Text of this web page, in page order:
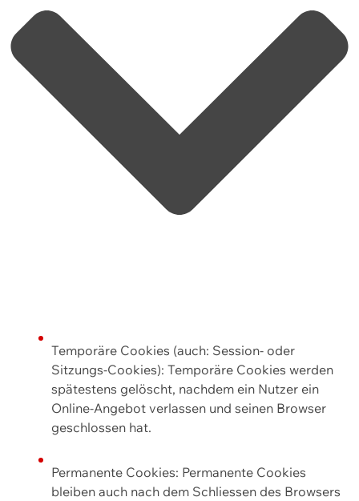
Temporäre Cookies (auch: Session- oder
Sitzungs-Cookies): Temporäre Cookies werden
spätestens gelöscht, nachdem ein Nutzer ein
Online-Angebot verlassen und seinen Browser
geschlossen hat.
Permanente Cookies: Permanente Cookies
bleiben auch nach dem Schliessen des Browsers